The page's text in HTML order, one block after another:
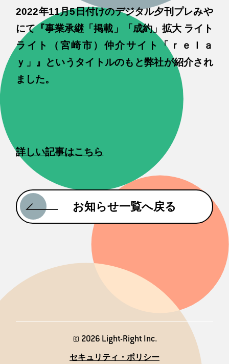
2022年11月5日付けのデジタル夕刊プレみや
にて『事業承継「掲載」「成約」拡大 ライト
ライト（宮崎市）仲介サイト「ｒｅｌａ
ｙ」』というタイトルのもと弊社が紹介され
ました。
詳しい記事はこちら
お知らせ一覧へ戻る
© 2026 Light-Right Inc.
セキュリティ・ポリシー